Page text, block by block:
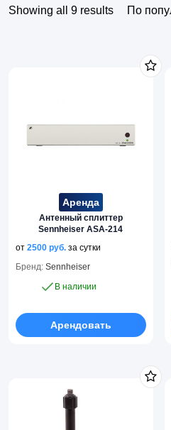
Showing all 9 results
Аренда
Антенный сплиттер
Sennheiser ASA-214
от 2500 руб. за сутки
Бренд: Sennheiser
В наличии
Арендовать